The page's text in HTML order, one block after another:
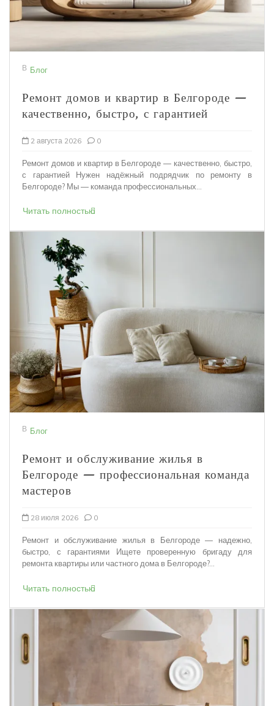
В Блог
Ремонт домов и квартир в Белгороде —
качественно, быстро, с гарантией
2 августа 2026 0
Ремонт домов и квартир в Белгороде — качественно, быстро,
с гарантией Нужен надёжный подрядчик по ремонту в
Белгороде? Мы — команда профессиональных...
Читать полностью
В Блог
Ремонт и обслуживание жилья в
Белгороде — профессиональная команда
мастеров
28 июля 2026 0
Ремонт и обслуживание жилья в Белгороде — надежно,
быстро, с гарантиями Ищете проверенную бригаду для
ремонта квартиры или частного дома в Белгороде?...
Читать полностью